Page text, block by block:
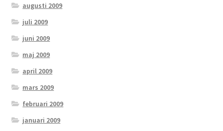
augusti 2009
juli 2009
juni 2009
maj 2009
april 2009
mars 2009
februari 2009
januari 2009